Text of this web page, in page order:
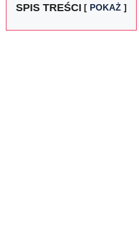
SPIS TREŚCI POKAŻ